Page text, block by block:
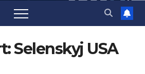
Selenskyj USA